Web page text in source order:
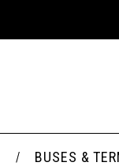
BUSES &